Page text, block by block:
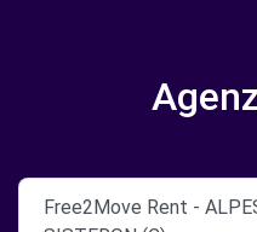
Free2Move Rent -